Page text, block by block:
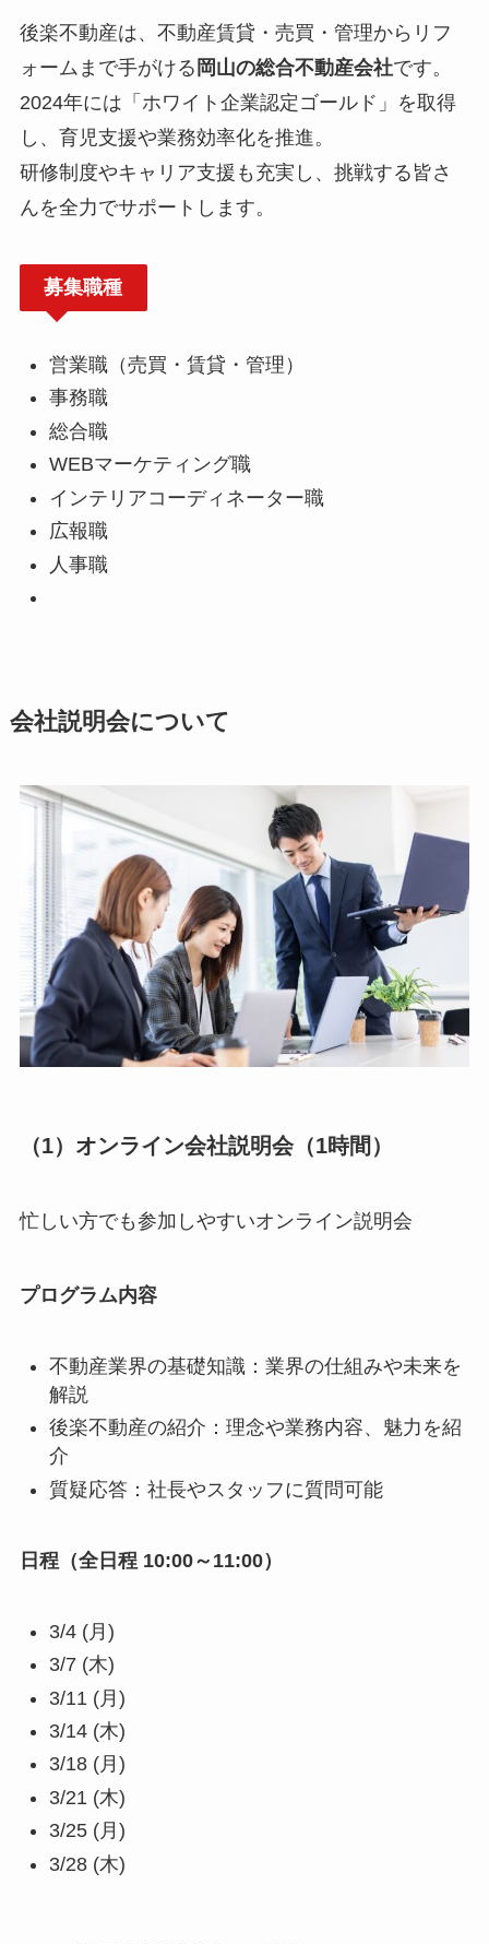
後楽不動産は、不動産賃貸・売買・管理からリフ
ォームまで手がける 岡山の総合不動産会社です。
2024年には「ホワイト企業認定ゴールド」を取得
し、育児支援や業務効率化を推進。
研修制度やキャリア支援も充実し、挑戦する皆さ
んを全力でサポートします。
募集職種
営業職（売買・賃貸・管理）
事務職
総合職
WEBマーケティング職
インテリアコーディネーター職
広報職
人事職
会社説明会について
（1）オンライン会社説明会（1時間）
忙しい方でも参加しやすいオンライン説明会
プログラム内容
不動産業界の基礎知識：業界の仕組みや未来を
解説
後楽不動産の紹介：理念や業務内容、魅力を紹
介
質疑応答：社長やスタッフに質問可能
日程（全日程 10:00～11:00）
3/4 (月)
3/7 (木)
3/11 (月)
3/14 (木)
3/18 (月)
3/21 (木)
3/25 (月)
3/28 (木)